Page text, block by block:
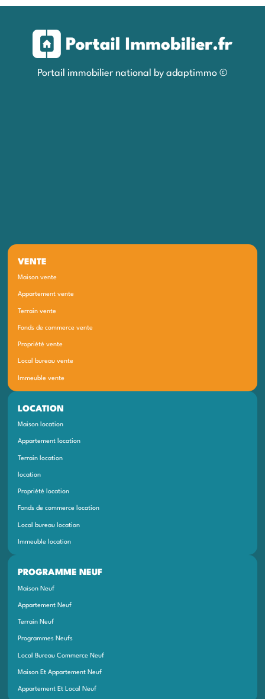
Portail immobilier national by adaptimmo ©
VENTE
Maison vente
Appartement vente
Terrain vente
Local bureau vente
Immeuble vente
Fonds de commerce vente
Propriété vente
LOCATION
Maison location
Appartement location
Terrain location
Local bureau location
Immeuble location
location
Propriété location
Fonds de commerce location
PROGRAMME NEUF
Programmes Neufs
Appartement Neuf
Maison Neuf
Local Bureau Commerce Neuf
Terrain Neuf
Maison Et Appartement Neuf
Appartement Et Local Neuf